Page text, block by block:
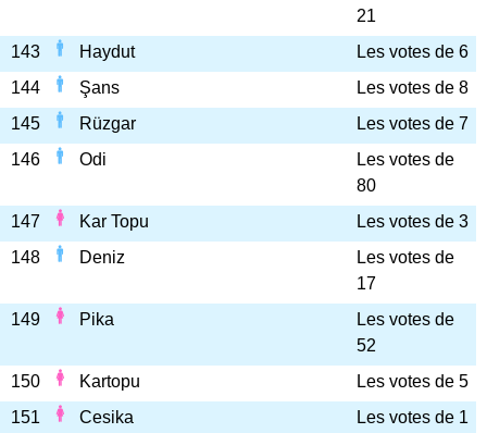
21
143
Haydut
Les votes de 6
144
Şans
Les votes de 8
145
Rüzgar
Les votes de 7
146
Odi
Les votes de
80
147
Kar Topu
Les votes de 3
148
Deniz
Les votes de
17
149
Pika
Les votes de
52
150
Kartopu
Les votes de 5
151
Cesika
Les votes de 1